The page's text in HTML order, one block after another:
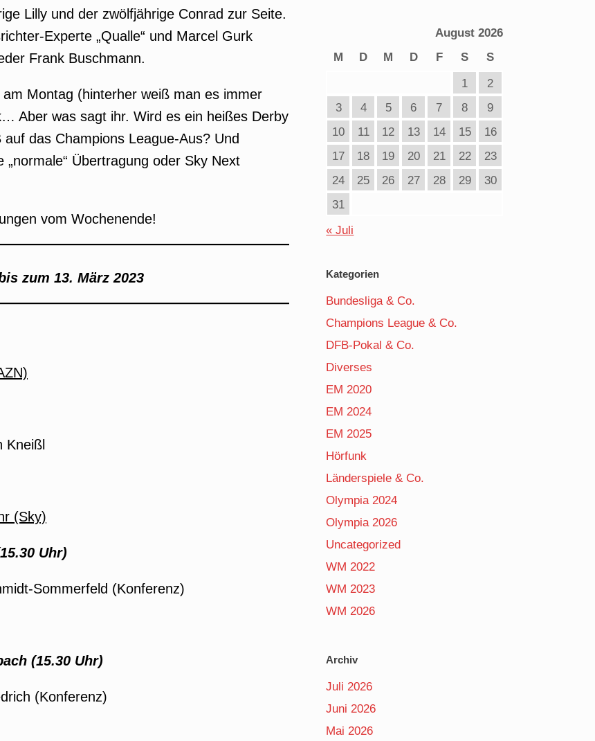
Lilly und der zwölfjährige Conrad zur Seite.
Experte „Qualle“ und Marcel Gurk
Frank Buschmann.
Montag (hinterher weiß man es immer
Aber was sagt ihr. Wird es ein heißes Derby
das Champions League-Aus? Und
Übertragung oder Sky Next
vom Wochenende!
zum 13. März 2023
Kneißl
(Sky)
Uhr)
Sommerfeld (Konferenz)
(15.30 Uhr)
(Konferenz)
August 2026
M
D M D F S
S
1
2
3
4 5 6 7 8
9
10
11 12 13 14 15
16
17
18 19 20 21 22
23
24
25 26 27 28 29
30
31
« Juli
Kategorien
Bundesliga & Co.
Champions League & Co.
DFB-Pokal & Co.
Diverses
EM 2020
EM 2024
EM 2025
Hörfunk
Länderspiele & Co.
Olympia 2024
Olympia 2026
Uncategorized
WM 2022
WM 2023
WM 2026
Archiv
Juli 2026
Juni 2026
Mai 2026